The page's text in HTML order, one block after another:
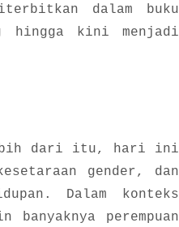
dalam buku
hingga kini menjadi
dari itu, hari ini
gender, dan
Dalam konteks
perempuan